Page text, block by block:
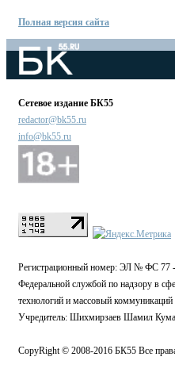
Полная версия сайта
Сетевое издание БК55
redactor@bk55.ru
info@bk55.ru
Регистрационный номер: ЭЛ № ФС 77
Федеральной службой по надзору в
технологий и массовый
Учредитель: Шихмирзаев Шамил
CopyRight © 2008-2016 БК55 Все